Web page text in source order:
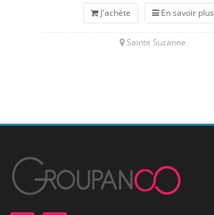
J'achète En savoir plus
Sainte Suzanne